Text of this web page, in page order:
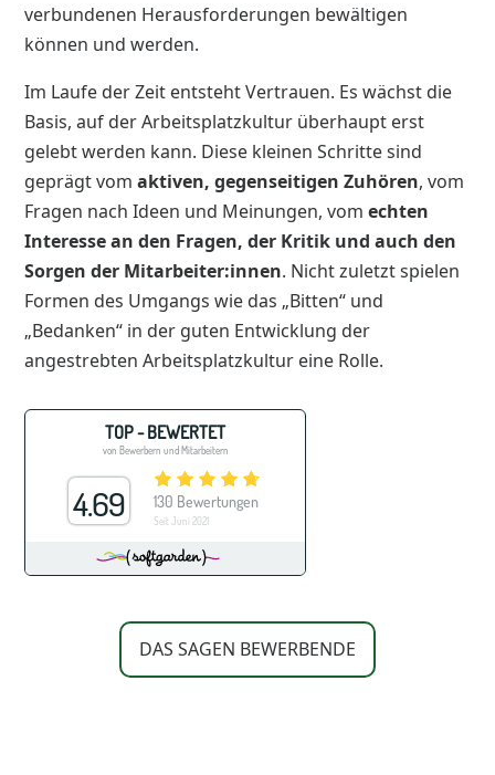
verbundenen Herausforderungen bewältigen
können und werden.
Im Laufe der Zeit entsteht Vertrauen. Es wächst die
Basis, auf der Arbeitsplatzkultur überhaupt erst
gelebt werden kann. Diese kleinen Schritte sind
geprägt vom aktiven, gegenseitigen Zuhören, vom
Fragen nach Ideen und Meinungen, vomechten
Interesse an den Fragen, der Kritik und auch den
Sorgen der Mitarbeiter:innen. Nicht zuletzt spielen
Formen des Umgangs wie das „Bitten“ und
„Bedanken“ in der guten Entwicklung der
angestrebten Arbeitsplatzkultur eine Rolle.
DAS SAGEN BEWERBENDE